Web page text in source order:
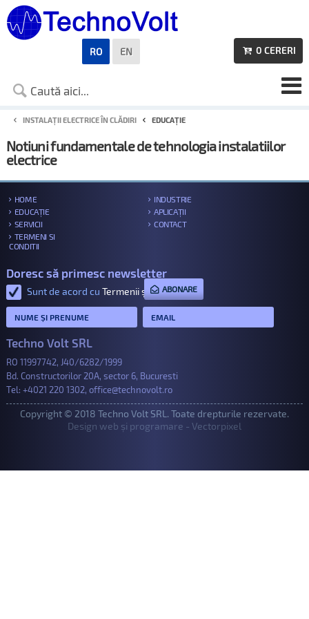

0 CERERI
INSTALAȚII ELECTRICE ÎN CLĂDIRI EDUCAȚIE
Notiuni fundamentale de tehnologia instalatiilor
electrice
RO EN
HOME
INDUSTRIE
EDUCAȚIE
APLICAȚII
SERVICII
CONTACT
TERMENI SI
CONDITII
Doresc să primesc newsletter
Sunt de acord cu Termenii și condițiile.
ABONARE
Techno Volt SRL
RO 11997742, J40/6282/1999
Bd. Constructorilor 20A, sector 6, Bucuresti
Tel: +4021 220 1302, office@technovolt.ro
Copyright © 2018 Techno Volt SRL. Toate drepturile rezervate.
Design web și programare - Vectorpixel